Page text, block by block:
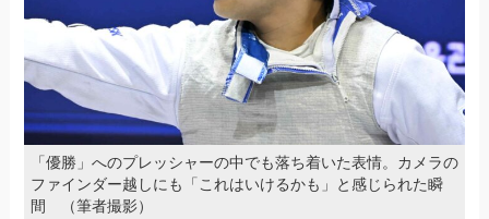
「優勝」へのプレッシャーの中でも落ち着いた表情。カメラの
ファインダー越しにも「これはいけるかも」と感じられた瞬
間 （筆者撮影）